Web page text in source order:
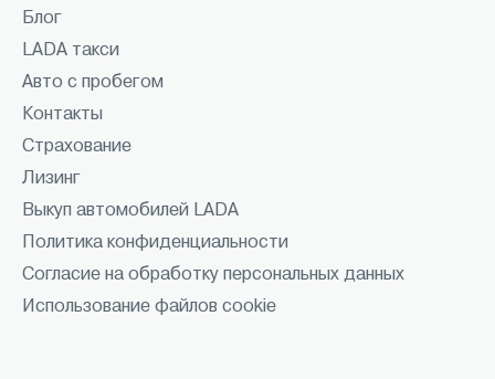
Блог
LADA такси
Авто с пробегом
Контакты
Страхование
Лизинг
Выкуп автомобилей LADA
Политика конфиденциальности
Согласие на обработку персональных данных
Использование файлов cookie